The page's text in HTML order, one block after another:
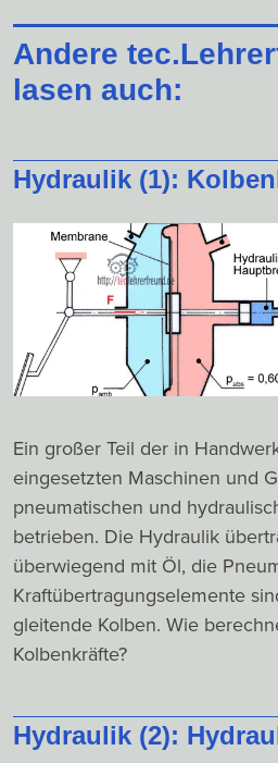
Andere
lasen auch:
Hydraulik (1):
Ein großer Teil der in
eingesetzten Maschinen und
pneumatischen und
betrieben. Die Hydraulik
überwiegend mit Öl, die
Kraftübertragungselemente
gleitende Kolben. Wie
Kolbenkräfte?
Hydraulik (2):